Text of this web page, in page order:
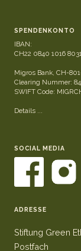
SPENDENKONTO
IBAN:
CH22 0840 1016
Migros Bank, CH-
Clearing Nummer:
SWIFT Code:
Details ...
SOCIAL MEDIA
ADRESSE
Stiftung Green
Postfach